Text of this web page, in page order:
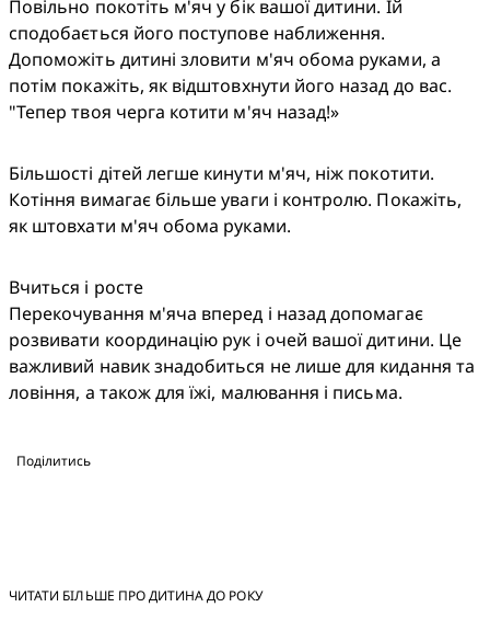
Повільно покотіть м'яч у бік вашої дитини. Їй
сподобається його поступове наближення.
Допоможіть дитині зловити м'яч обома руками, а
потім покажіть, як відштовхнути його назад до вас.
"Тепер твоя черга котити м'яч назад!»
Більшості дітей легше кинути м'яч, ніж покотити.
Котіння вимагає більше уваги і контролю. Покажіть,
як штовхати м'яч обома руками.
Вчиться і росте
Перекочування м'яча вперед і назад допомагає
розвивати координацію рук і очей вашої дитини. Це
важливий навик знадобиться не лише для кидання та
ловіння, а також для їжі, малювання і письма.
Поділитись
ЧИТАТИ БІЛЬШЕ ПРО ДИТИНА ДО РОКУ